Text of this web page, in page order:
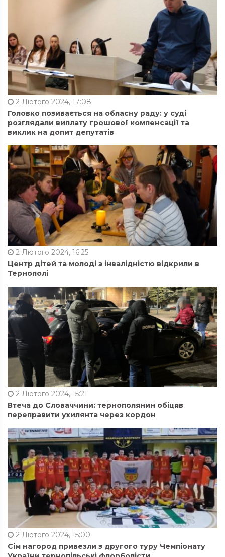
2 Лютого 2024, 17:08
Головко позивається на обласну раду: у суді
розглядали виплату грошової компенсації та
виклик на допит депутатів
2 Лютого 2024, 16:25
Центр дітей та молоді з інвалідністю відкрили в
Тернополі
2 Лютого 2024, 15:21
Втеча до Словаччини: тернополянин обіцяв
переправити ухилянта через кордон
2 Лютого 2024, 15:00
Сім нагород привезли з другого туру Чемпіонату